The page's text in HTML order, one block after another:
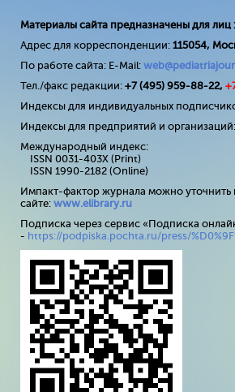
Материалы сайта предназначены для лиц
Адрес для корреспонденции: 115054,
По работе сайта: E-Mail:
Тел./факс редакции: +7 (495) 959-88-22,
Индексы для индивидуальных
Индексы для предприятий и организаций:
Международный индекс:
ISSN 0031-403X (Print)
ISSN 1990-2182 (Online)
Импакт-фактор журнала можно уточнить
сайте: www.elibrary.ru
Подписка через сервис «Подписка
- https://podpiska.pochta.ru/press/